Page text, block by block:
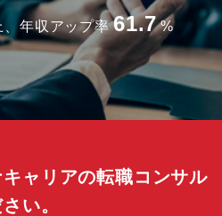
、年収アップ率 61.7 %
ャリアの転職コンサル
い。